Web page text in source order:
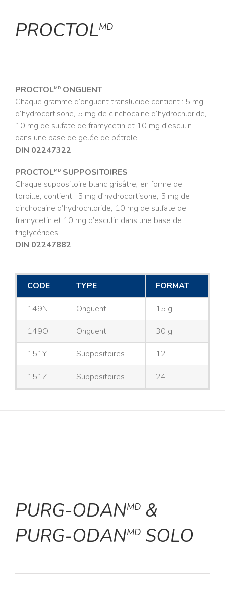
PROCTOLMD
PROCTOLMD ONGUENT
Chaque gramme d’onguent translucide contient : 5 mg
d’hydrocortisone, 5 mg de cinchocaine d’hydrochloride,
10 mg de sulfate de framycetin et 10 mg d’esculin
dans une base de gelée de pétrole.
DIN 02247322
PROCTOLMD SUPPOSITOIRES
Chaque suppositoire blanc grisâtre, en forme de
torpille, contient : 5 mg d’hydrocortisone, 5 mg de
cinchocaine d’hydrochloride, 10 mg de sulfate de
framycetin et 10 mg d’esculin dans une base de
triglycérides.
DIN 02247882
CODE TYPE FORMAT
149N Onguent 15 g
149O Onguent 30 g
151Y Suppositoires 12
151Z Suppositoires 24
PURG-ODANMD &
PURG-ODANMD SOLO